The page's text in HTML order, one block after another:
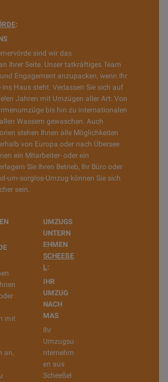
:
sind wir das
Ihrer Seite. Unser tatkräftiges Team
Engagement anzupacken, wenn Ihr
ins Haus steht. Verlassen Sie sich auf
Jahren mit Umzügen aller Art: Von
bis hin zu internationalen
Wassern gewaschen. Auch
stehen Ihnen alle Möglichkeiten
von Europa oder nach Übersee
ein Mitarbeiter- oder ein
Sie Ihren Betrieb, Ihr Büro oder
um-sorglos-Umzug können Sie sich
sein.
mit
an,
UMZUGS
UNTERN
EHMEN
SCHEEßE
L:
IHR
UMZUG
NACH
MAS
Ihr
Umzugsu
nternehm
en aus
Scheeßel